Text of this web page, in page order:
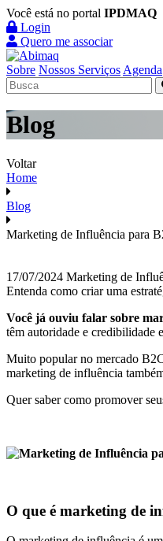
Você está no portal IPDMAQ
Login
Quero me associar
Sobre Nossos Serviços Agenda
Blog
Voltar
Home
Blog
Marketing de Influência para
17/07/2024 Marketing de
Entenda como criar uma
Você já ouviu falar sobre
têm autoridade e credibilidade
Muito popular no mercado
marketing de influência
Quer saber como promover
O que é marketing de